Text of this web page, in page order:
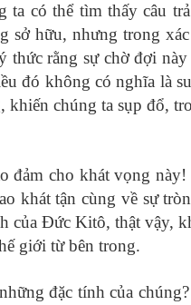
ta có thể tìm thấy câu
hữu, nhưng trong
thức rằng sự chờ đợi
đó không có nghĩa là
khiến chúng ta sụp đổ,
đảm cho khát vọng
khát tận cùng về sự
của Đức Kitô, thật vậy,
giới từ bên trong.
đặc tính của